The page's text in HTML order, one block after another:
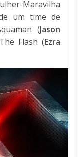
Maravilha
um time de
(Jason
Flash (Ezra